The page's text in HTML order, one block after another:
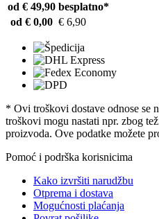
od € 49,90 besplatno*
od € 0,00 € 6,90
* Ovi troškovi dostave odnose se
troškovi mogu nastati npr. zbog
proizvoda. Ove podatke možete
Pomoć i podrška korisnicima
Kako izvršiti narudžbu
Otprema i dostava
Mogućnosti plaćanja